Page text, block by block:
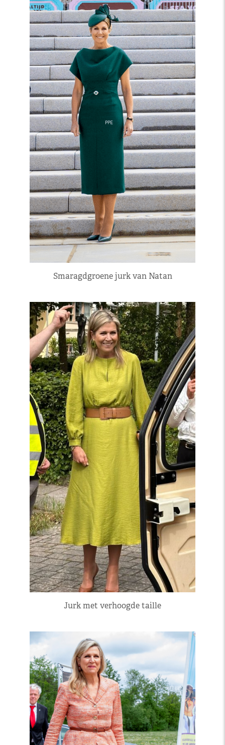
Smaragdgroene jurk van Natan
Jurk met verhoogde taille